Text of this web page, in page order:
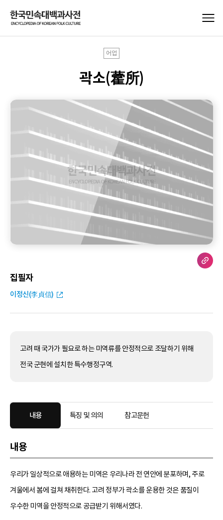
어업
곽소(藿所)
집필자
이정신(李貞信)
고려 때 국가가 필요로 하는 미역류를 안정적으로 조달하기 위해
전국 군현에 설치한 특수행정구역.
내용 특징 및 의의 참고문헌
내용
우리가 일상적으로 애용하는 미역은 우리나라 전 연안에 분포하며, 주로
겨울에서 봄에 걸쳐 채취한다. 고려 정부가 곽소를 운용한 것은 품질이
우수한 미역을 안정적으로 공급받기 위해서였다.